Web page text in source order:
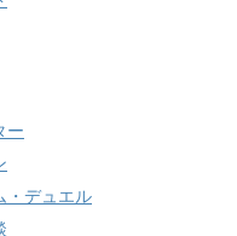
ー
・デュエル